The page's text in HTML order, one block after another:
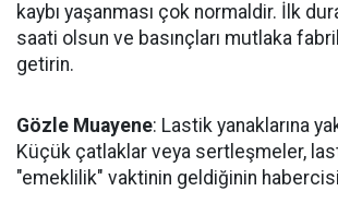
kaybı yaşanması çok normaldir. İlk
saati olsun ve basınçları mutlaka
getirin.
Gözle Muayene: Lastik yanaklarına
Küçük çatlaklar veya sertleşmeler,
"emeklilik" vaktinin geldiğinin